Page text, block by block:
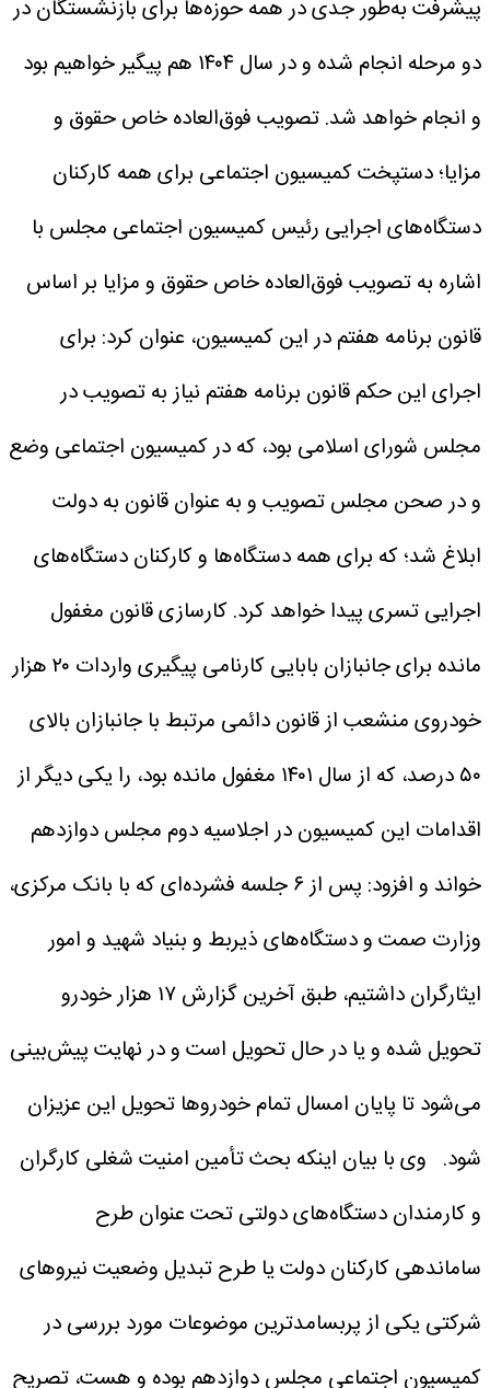
پیشرفت به‌طور جدی در همه حوزه‌ها برای بازنشستگان در
دو مرحله انجام شده و در سال ۱۴۰۴ هم پیگیر خواهیم بود
و انجام خواهد شد.تصویب فوق‌العاده خاص حقوق و
مزایا؛ دستپخت کمیسیون اجتماعی برای همه کارکنان
دستگاه‌های اجرایی رئیس کمیسیون اجتماعی مجلس با
اشاره به تصویب فوق‌العاده خاص حقوق و مزایا بر اساس
قانون برنامه هفتم در این کمیسیون، عنوان کرد: برای
اجرای این حکم قانون برنامه هفتم نیاز به تصویب در
مجلس شورای اسلامی بود، که در کمیسیون اجتماعی وضع
و در صحن مجلس تصویب و به عنوان قانون به دولت
ابلاغ شد؛ که برای همه دستگاه‌ها و کارکنان دستگاه‌های
اجرایی تسری پیدا خواهد کرد.کارسازی قانون مغفول
مانده برای جانبازان
بابایی کارنامی پیگیری واردات ۲۰ هزار
خودروی منشعب از قانون دائمی مرتبط با جانبازان بالای
۵۰ درصد، که از سال ۱۴۰۱ مغفول مانده بود، را یکی دیگر از
اقدامات این کمیسیون در اجلاسیه دوم مجلس دوازدهم
خواند و افزود: پس از ۶ جلسه‌ فشرده‌ای که با بانک مرکزی،
وزارت صمت و دستگاه‌های ذیربط و بنیاد شهید و امور
ایثارگران داشتیم، طبق آخرین گزارش ۱۷ هزار خودرو
تحویل شده و یا در حال تحویل است و در نهایت پیش‌بینی
می‌شود تا پایان امسال تمام خودروها تحویل این عزیزان
شود. وی با بیان اینکه بحث تأمین امنیت شغلی کارگران
و کارمندان دستگاه‌های دولتی تحت عنوان طرح
ساماندهی کارکنان دولت یا طرح تبدیل وضعیت نیروهای
شرکتی یکی از پربسامدترین موضوعات مورد بررسی در
کمیسیون اجتماعی مجلس دوازدهم بوده و هست، تصریح